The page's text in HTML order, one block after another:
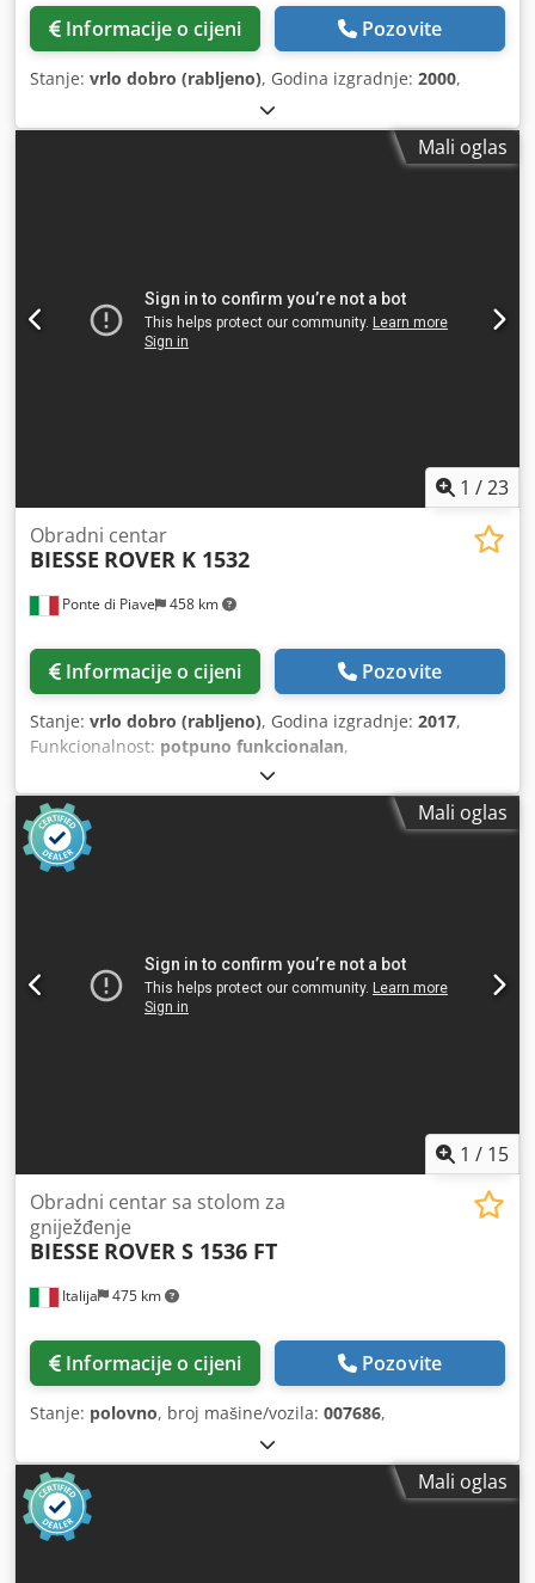
Informacije o cijeni Pozovite
Stanje: vrlo dobro (rabljeno), Godina izgradnje: 2000,
Mali oglas
1 /23
Ponte di Piave 458 km
Obradni centar
BIESSE ROVER K 1532
Informacije o cijeni Pozovite
Stanje: vrlo dobro (rabljeno), Godina izgradnje: 2017,
Funkcionalnost: potpuno funkcionalan,
Mali oglas
1 / 15
Italija 475 km
Obradni centar sa stolom za
gniježđenje
BIESSE ROVER S 1536 FT
Informacije o cijeni Pozovite
Stanje: polovno, broj mašine/vozila: 007686,
Mali oglas